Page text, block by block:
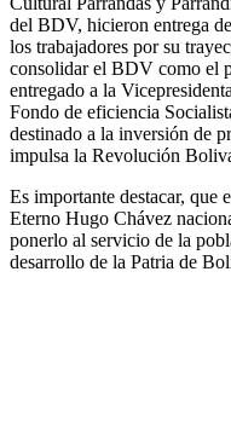
del BDV, hicieron entrega
los trabajadores por su
consolidar el BDV como el
entregado a la
Fondo de eficiencia
destinado a la inversión de
impulsa la Revolución
Es importante destacar, que
Eterno Hugo Chávez
ponerlo al servicio de la
desarrollo de la Patria de